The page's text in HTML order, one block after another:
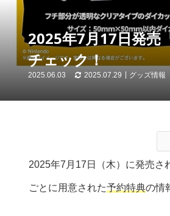
2025年7月17日発売
チェック！
2025.06.03 2025.07.29 グッズ情報
2025年7月17日（木）に発売さ
ごとに用意された予約特典の情